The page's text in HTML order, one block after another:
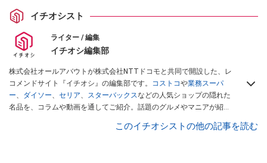
イチオシスト
ライター / 編集
イチオシ編集部
株式会社オールアバウトが株式会社NTTドコモと共同で開設した、レ
コメンドサイト『イチオシ』の編集部です。 コストコや業務スーパ
ー、 ダイソー、 セリア、 スターバックスなどの人気ショップの隠れた
名品を、コラムや動画を通してご紹介。話題のグルメやマニアが紹介
インフルエンサーが実際に使用してレビューしています。毎日トレン
このイチオシストの他の記事を読む